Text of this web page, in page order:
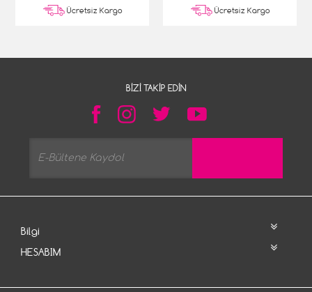
Ücretsiz Kargo Ücretsiz Kargo
BIZI TAKIP EDIN
Bilgi
HESABIM